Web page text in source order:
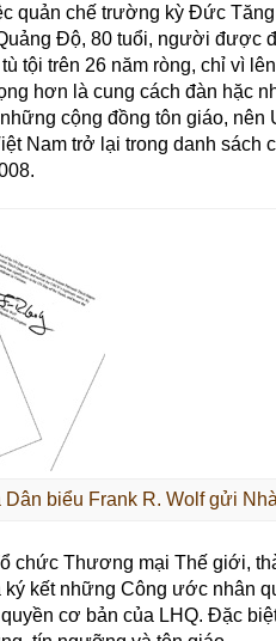
quản chế trường kỳ Đức
Độ, 80 tuổi, người được
tội trên 26 năm ròng, chỉ vì
hơn là cung cách đàn hặc
cộng đồng tôn giáo,
Nam trở lại trong danh sách
Dân biểu Frank R. Wolf gửi
chức Thương mại Thế giới,
ký kết những Công ước nhân
cơ bản của LHQ. Đặc